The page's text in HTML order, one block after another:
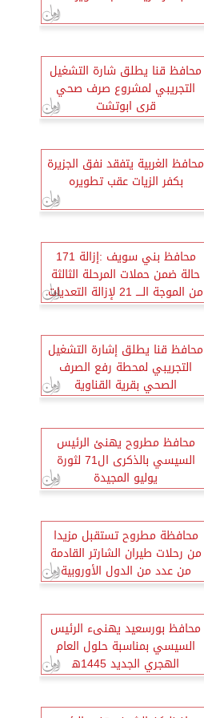
محافظ قنا يطلق شارة التشغيل
التجريبي لمشروع صرف صحي
قرى ابوتشت
محافظ الغربية يتفقد نفق الجزيرة
بكفر الزيات عقب تطويره
محافظ بني سويف :إزالة 171
حالة ضمن حملات المرحلة الثالثة
من الموجة الــــ 21 لإزالة التعديات
محافظ قنا يطلق إشارة التشغيل
التجريبي لمحطة رفع الصرف
الصحي بقرية القناوية
محافظ مطروح يهنئ الرئيس
السيسي بالذكرى ال71 لثورة
يوليو المجيدة
محافظة مطروح تستقبل مزيدا
من رحلات طيران الشارتر القادمة
من عدد من الدول الأوروبية
محافظ بورسعيد يهنىء الرئيس
السيسي بمناسبة حلول العام
الهجري الجديد ‍1445ه‍